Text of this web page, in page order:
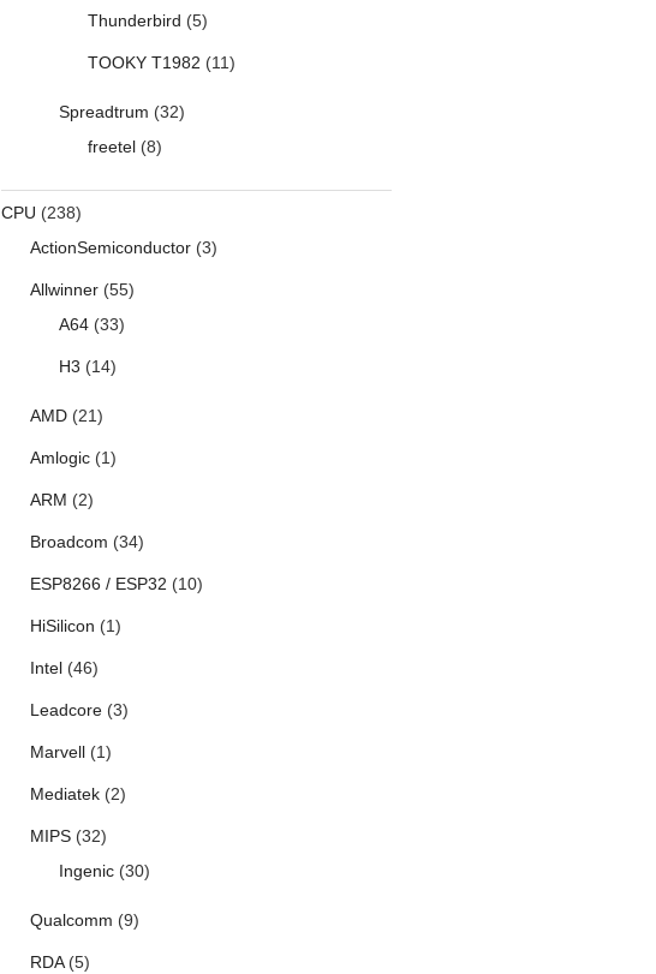
Thunderbird (5)
TOOKY T1982 (11)
Spreadtrum (32)
freetel(8)
CPU (238)
ActionSemiconductor(3)
Allwinner(55)
A64(33)
H3 (14)
AMD(21)
Amlogic(1)
ARM (2)
Broadcom (34)
ESP8266 / ESP32 (10)
HiSilicon (1)
Intel(46)
Leadcore(3)
Marvell(1)
Mediatek(2)
MIPS(32)
Ingenic(30)
Qualcomm (9)
RDA(5)